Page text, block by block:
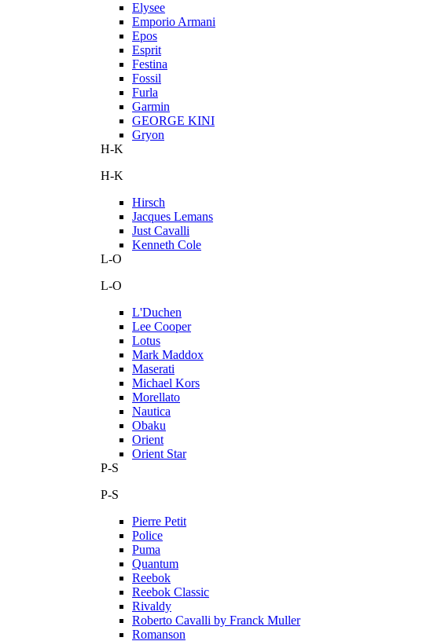
Elysee
Emporio Armani
Epos
Esprit
Festina
Fossil
Furla
Garmin
GEORGE KINI
Gryon
H-K
H-K
Hirsch
Jacques Lemans
Just Cavalli
Kenneth Cole
L-O
L-O
L'Duchen
Lee Cooper
Lotus
Mark Maddox
Maserati
Michael Kors
Morellato
Nautica
Obaku
Orient
Orient Star
P-S
P-S
Pierre Petit
Police
Puma
Quantum
Reebok
Reebok Classic
Rivaldy
Roberto Cavalli by Franck Muller
Romanson